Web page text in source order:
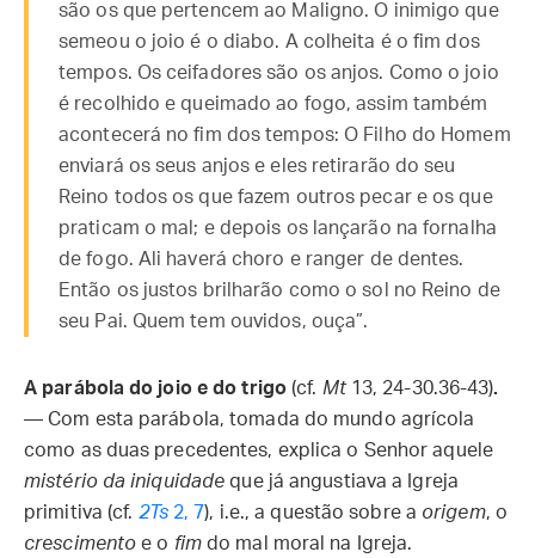
são os que pertencem ao Maligno. O inimigo que
semeou o joio é o diabo. A colheita é o fim dos
tempos. Os ceifadores são os anjos. Como o joio
é recolhido e queimado ao fogo, assim também
acontecerá no fim dos tempos: O Filho do Homem
enviará os seus anjos e eles retirarão do seu
Reino todos os que fazem outros pecar e os que
praticam o mal; e depois os lançarão na fornalha
de fogo. Ali haverá choro e ranger de dentes.
Então os justos brilharão como o sol no Reino de
seu Pai. Quem tem ouvidos, ouça”.
A parábola do joio e do trigo(cf. Mt13, 24-30.36-43).
— Com esta parábola, tomada do mundo agrícola
como as duas precedentes, explica o Senhor aquele
mistério da iniquidade que já angustiava a Igreja
primitiva (cf. 2Ts2, 7), i.e., a questão sobre a origem, o
crescimento e o fimdo mal moral na Igreja.